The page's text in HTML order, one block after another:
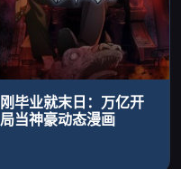
刚毕业就末日：万亿开
局当神豪动态漫画